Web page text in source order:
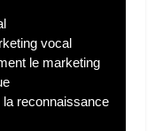
vocal
le marketing
reconnaissance